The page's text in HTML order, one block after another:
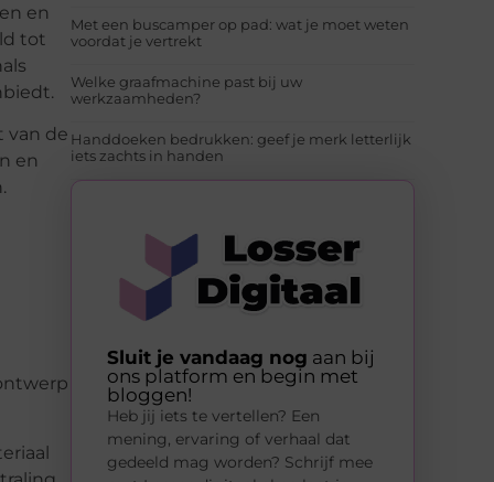
en
tot
van de
en
Met een buscamper op pad: wat je moet weten
voordat je vertrekt
Welke graafmachine past bij uw
werkzaamheden?
Handdoeken bedrukken: geef je merk letterlijk
iets zachts in handen
Sluit je vandaag nog aan bij
ons platform en begin met
bloggen!
Heb jij iets te vertellen? Een
mening, ervaring of verhaal dat
gedeeld mag worden? Schrijf mee